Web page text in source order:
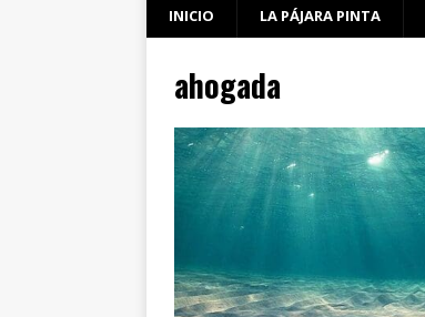
INICIO LA PÁJARA PINTA
ahogada